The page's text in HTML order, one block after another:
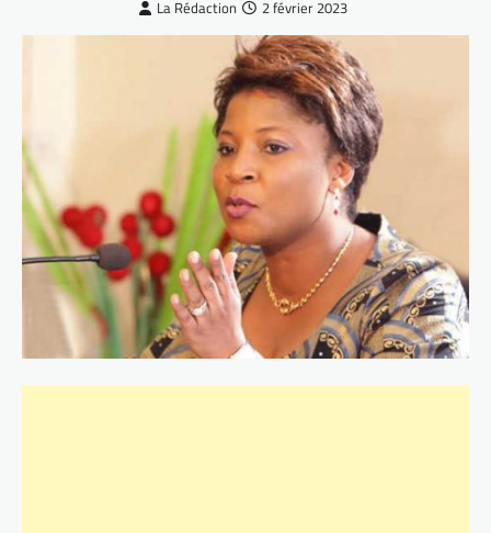
La Rédaction 2 février 2023